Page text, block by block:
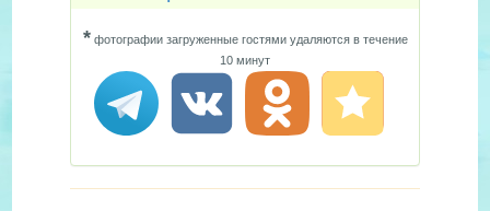
*фотографии загруженные гостями удаляются в течение
10 минут